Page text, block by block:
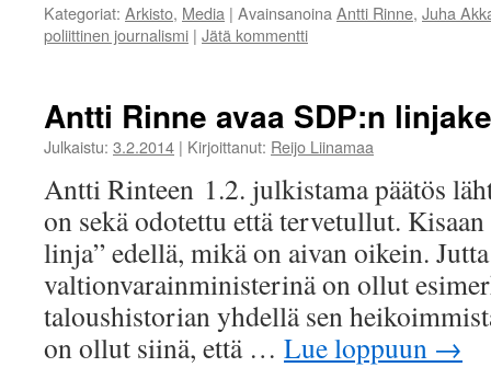
Kategoriat: Arkisto, Media | Avainsanoina Antti Rinne, Juha
poliittinen journalismi | Jätä kommentti
Antti Rinne avaa SDP:n
Julkaistu: 3.2.2014 | Kirjoittanut: Reijo Liinamaa
Antti Rinteen 1.2. julkistama päätös
on sekä odotettu että tervetullut.
linja” edellä, mikä on aivan oikein.
valtionvarainministerinä on ollut
taloushistorian yhdellä sen
on ollut siinä, että … Lue loppuun →